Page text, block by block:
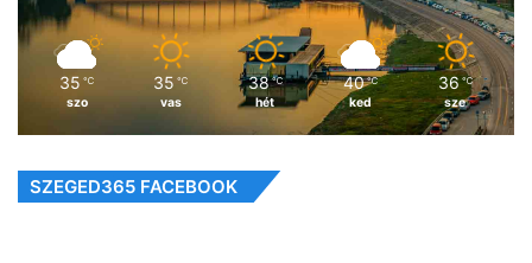
35 ℃
szo
35 ℃
vas
38 ℃
hét
40 ℃
ked
36 ℃
sze
SZEGED365 FACEBOOK